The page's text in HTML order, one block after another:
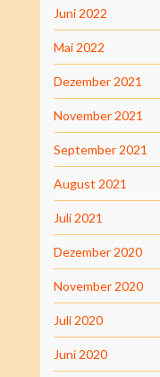
Juni 2022
Mai 2022
Dezember 2021
November 2021
September 2021
August 2021
Juli 2021
Dezember 2020
November 2020
Juli 2020
Juni 2020